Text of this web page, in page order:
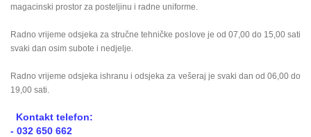
magacinski prostor za posteljinu i radne uniforme.
Radno vrijeme odsjeka za stručne tehničke poslove je od 07,00 do 15,00 sati
svaki dan osim subote i nedjelje.
Radno vrijeme odsjeka ishranu i odsjeka za vešeraj je svaki dan od 06,00 do
19,00 sati.
Kontakt telefon:
- 032 650 662